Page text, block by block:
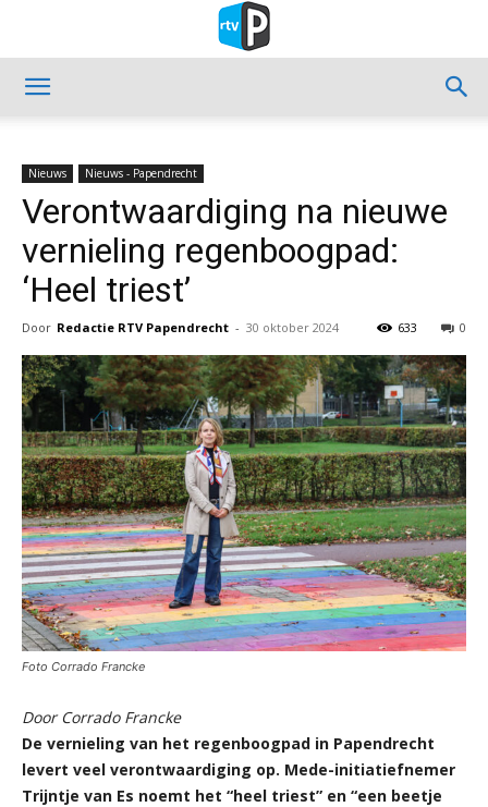
Nieuws Nieuws - Papendrecht
Verontwaardiging na nieuwe
vernieling regenboogpad:
‘Heel triest’
Door Redactie RTV Papendrecht - 30 oktober 2024 0
633
Foto Corrado Francke
Door Corrado Francke
De vernieling van het regenboogpad in Papendrecht
levert veel verontwaardiging op. Mede-initiatiefnemer
Trijntje van Es noemt het “heel triest” en “een beetje